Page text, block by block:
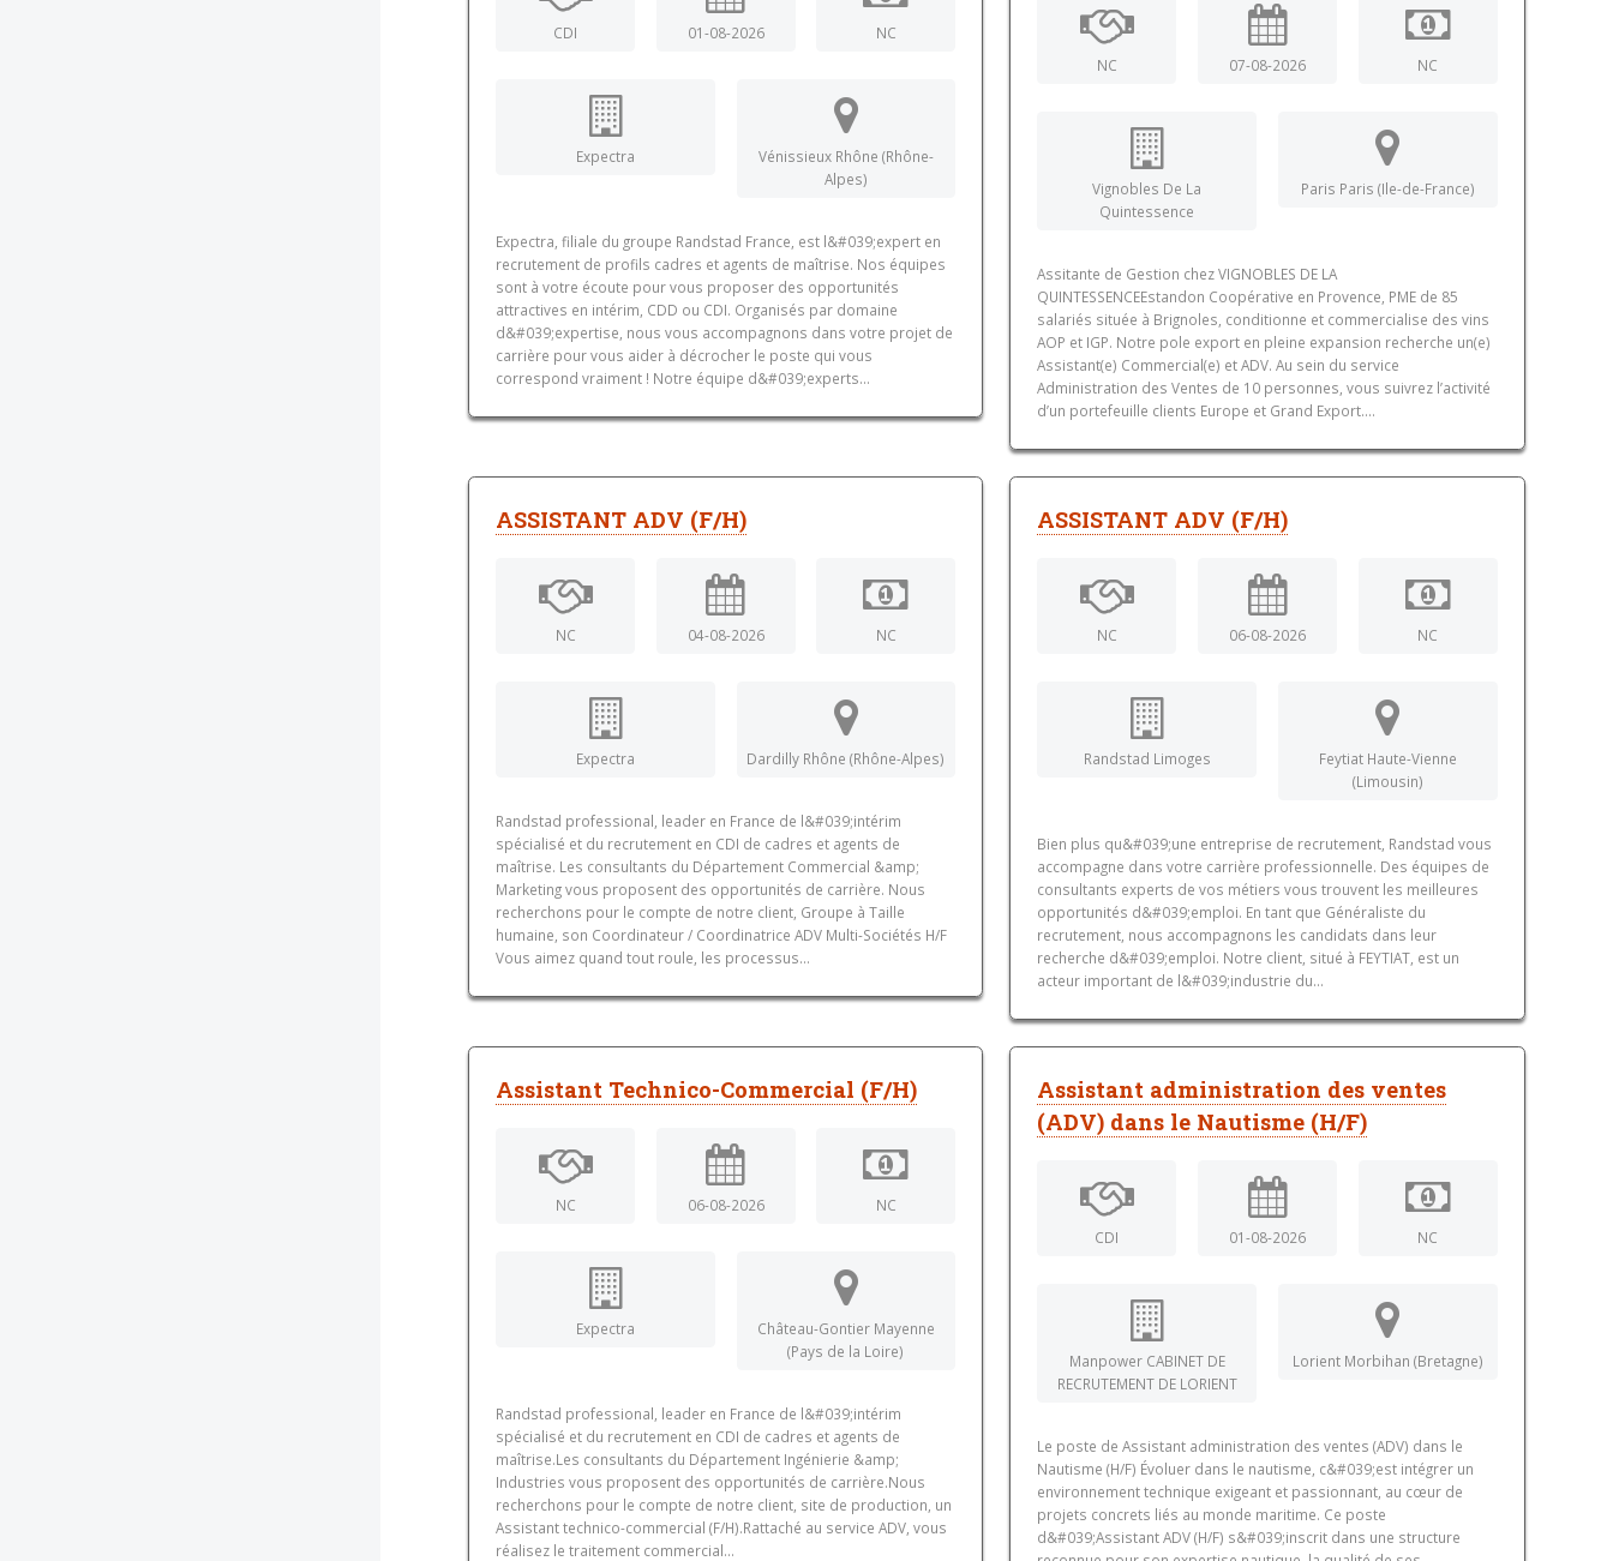
CDI 01-08-2026 NC
Expectra
Vénissieux Rhône (Rhône-
Alpes)
Expectra, filiale du groupe Randstad France, est l&#039;expert en
recrutement de profils cadres et agents de maîtrise. Nos équipes
sont à votre écoute pour vous proposer des opportunités
attractives en intérim, CDD ou CDI. Organisés par domaine
d&#039;expertise, nous vous accompagnons dans votre projet de
carrière pour vous aider à décrocher le poste qui vous
correspond vraiment ! Notre équipe d&#039;experts...
NC 07-08-2026 NC
Vignobles De La
Quintessence
Paris Paris (Ile-de-France)
Assitante de Gestion chez VIGNOBLES DE LA
QUINTESSENCEEstandon Coopérative en Provence, PME de 85
salariés située à Brignoles, conditionne et commercialise des vins
AOP et IGP. Notre pole export en pleine expansion recherche un(e)
Assistant(e) Commercial(e) et ADV. Au sein du service
Administration des Ventes de 10 personnes, vous suivrez l’activité
d’un portefeuille clients Europe et Grand Export....
ASSISTANT ADV (F/H)
NC 04-08-2026 NC
Expectra Dardilly Rhône (Rhône-Alpes)
Randstad professional, leader en France de l&#039;intérim
spécialisé et du recrutement en CDI de cadres et agents de
maîtrise. Les consultants du Département Commercial &amp;
Marketing vous proposent des opportunités de carrière. Nous
recherchons pour le compte de notre client, Groupe à Taille
humaine, son Coordinateur / Coordinatrice ADV Multi-Sociétés H/F
Vous aimez quand tout roule, les processus...
ASSISTANT ADV (F/H)
NC 06-08-2026 NC
Randstad Limoges
Feytiat Haute-Vienne
(Limousin)
Bien plus qu&#039;une entreprise de recrutement, Randstad vous
accompagne dans votre carrière professionnelle. Des équipes de
consultants experts de vos métiers vous trouvent les meilleures
opportunités d&#039;emploi. En tant que Généraliste du
recrutement, nous accompagnons les candidats dans leur
recherche d&#039;emploi. Notre client, situé à FEYTIAT, est un
acteur important de l&#039;industrie du...
Assistant Technico-Commercial (F/H)
NC 06-08-2026 NC
Expectra
Château-Gontier Mayenne
(Pays de la Loire)
Randstad professional, leader en France de l&#039;intérim
spécialisé et du recrutement en CDI de cadres et agents de
maîtrise.Les consultants du Département Ingénierie &amp;
Industries vous proposent des opportunités de carrière.Nous
recherchons pour le compte de notre client, site de production, un
Assistant technico-commercial (F/H).Rattaché au service ADV, vous
réalisez le traitement commercial...
Assistant administration des ventes
(ADV) dans le Nautisme (H/F)
CDI 01-08-2026 NC
Manpower CABINET DE
RECRUTEMENT DE LORIENT
Lorient Morbihan (Bretagne)
Le poste de Assistant administration des ventes (ADV) dans le
Nautisme (H/F) Évoluer dans le nautisme, c&#039;est intégrer un
environnement technique exigeant et passionnant, au cœur de
projets concrets liés au monde maritime. Ce poste
d&#039;Assistant ADV (H/F) s&#039;inscrit dans une structure